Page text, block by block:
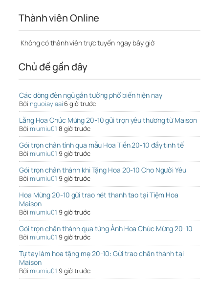
Thành viên Online
Không có thành viên trực tuyến ngay bây giờ
Chủ đề gần đây
Các dòng đèn ngủ gắn tường phổ biến hiện nay
Bởi nguoiaylaai 6 giờ trước
Lẵng Hoa Chúc Mừng 20-10 gửi trọn yêu thương từ Maison
Bởi miumiu01 8 giờ trước
Gói trọn chân tình qua mẫu Hoa Tiền 20-10 đầy tinh tế
Bởi miumiu01 9 giờ trước
Gói trọn chân thành khi Tặng Hoa 20-10 Cho Người Yêu
Bởi miumiu01 9 giờ trước
Hoa Mừng 20-10 gửi trao nét thanh tao tại Tiệm Hoa
Maison
Bởi miumiu01 9 giờ trước
Gói trọn chân thành qua từng Ảnh Hoa Chúc Mừng 20-10
Bởi miumiu01 9 giờ trước
Tự tay làm hoa tặng mẹ 20-10: Gửi trao chân thành tại
Maison
Bởi miumiu01 9 giờ trước